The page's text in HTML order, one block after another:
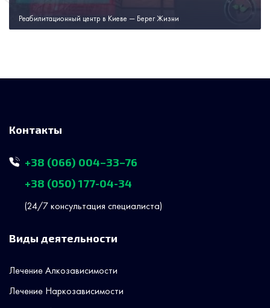
Реабилитационный центр в Киеве — Берег Жизни
Виды деятельности
Лечение Алкозависимости
Лечение Наркозависимости
Контакты
+38 (066) 004–33–76
+38 (050) 177-04-34
(24/7 консультация специалиста)